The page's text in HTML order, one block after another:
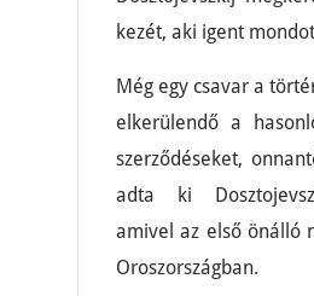
kezét, aki igent
Még egy csavar a
elkerülendő a
szerződéseket,
adta ki
amivel az első önálló
Oroszországban.